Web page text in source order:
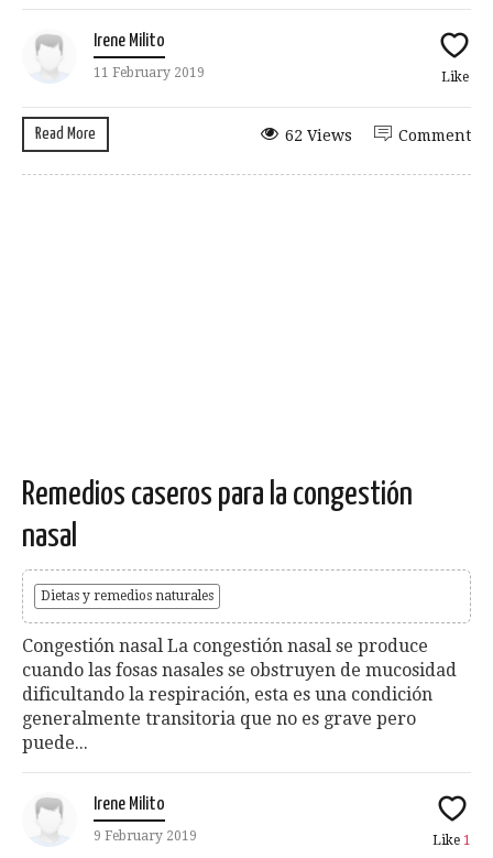
Irene Milito
11 February 2019 Like
Read More Comment
62 Views
Remedios caseros para la congestión
nasal
Dietas y remedios naturales
Congestión nasal La congestión nasal se produce
cuando las fosas nasales se obstruyen de mucosidad
dificultando la respiración, esta es una condición
generalmente transitoria que no es grave pero
puede...
Irene Milito
9 February 2019 Like 1